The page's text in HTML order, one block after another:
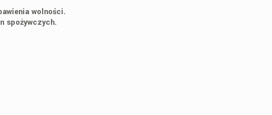
wolności.
spożywczych.